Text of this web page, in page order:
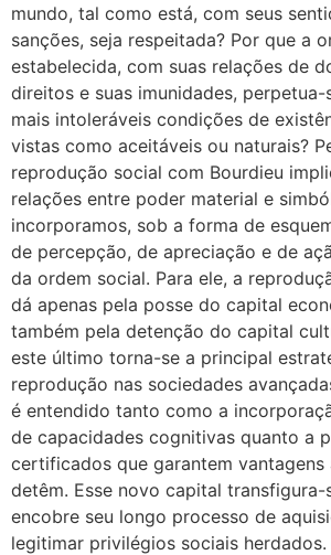
mundo, tal como está, com seus
sanções, seja respeitada? Por que a
estabelecida, com suas relações de
direitos e suas imunidades, perpetua-
mais intoleráveis condições de
vistas como aceitáveis ou naturais?
reprodução social com Bourdieu
relações entre poder material e
incorporamos, sob a forma de
de percepção, de apreciação e de
da ordem social. Para ele, a
dá apenas pela posse do capital
também pela detenção do capital
este último torna-se a principal
reprodução nas sociedades
é entendido tanto como a
de capacidades cognitivas quanto a
certificados que garantem vantagens
detêm. Esse novo capital transfigura-
encobre seu longo processo de
legitimar privilégios sociais herdados.